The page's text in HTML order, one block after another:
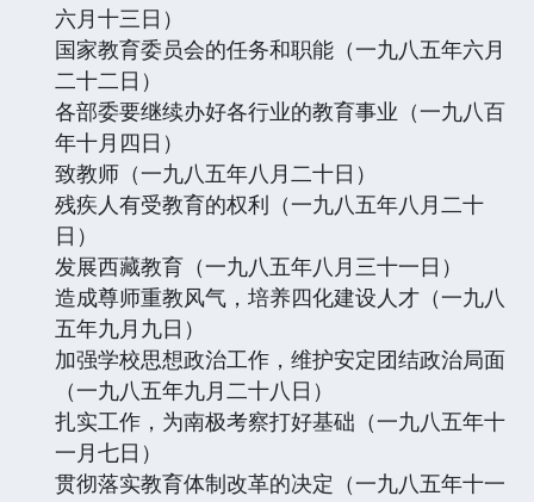
六月十三日）
国家教育委员会的任务和职能（一九八五年六月
二十二日）
各部委要继续办好各行业的教育事业（一九八百
年十月四日）
致教师（一九八五年八月二十日）
残疾人有受教育的权利（一九八五年八月二十
日）
发展西藏教育（一九八五年八月三十一日）
造成尊师重教风气，培养四化建设人才（一九八
五年九月九日）
加强学校思想政治工作，维护安定团结政治局面
（一九八五年九月二十八日）
扎实工作，为南极考察打好基础（一九八五年十
一月七日）
贯彻落实教育体制改革的决定（一九八五年十一